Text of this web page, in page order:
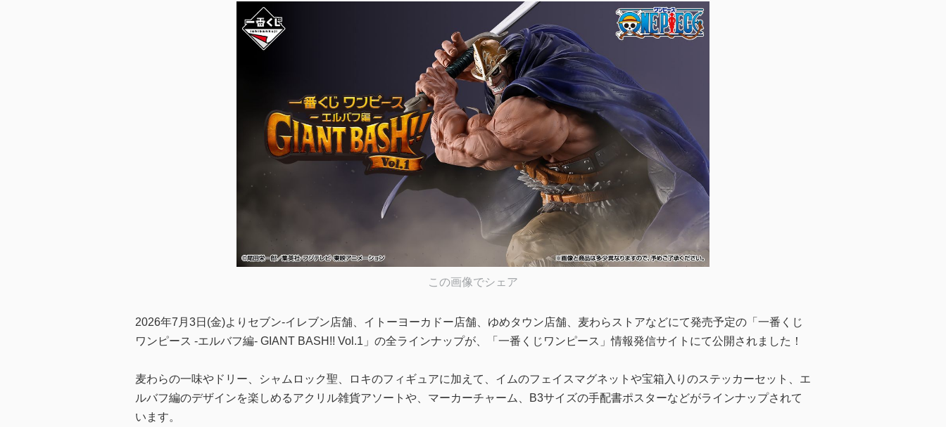
この画像でシェア
2026年7月3日(金)よりセブン‐イレブン店舗、イトーヨーカドー店舗、ゆめタウン店舗、麦わらストアなどにて発売予定の「一番くじ
ワンピース -エルバフ編- GIANT BASH!! Vol.1」の全ラインナップが、「一番くじワンピース」情報発信サイトにて公開されました！
麦わらの一味やドリー、シャムロック聖、ロキのフィギュアに加えて、イムのフェイスマグネットや宝箱入りのステッカーセット、エ
ルバフ編のデザインを楽しめるアクリル雑貨アソートや、マーカーチャーム、B3サイズの手配書ポスターなどがラインナップされて
います。